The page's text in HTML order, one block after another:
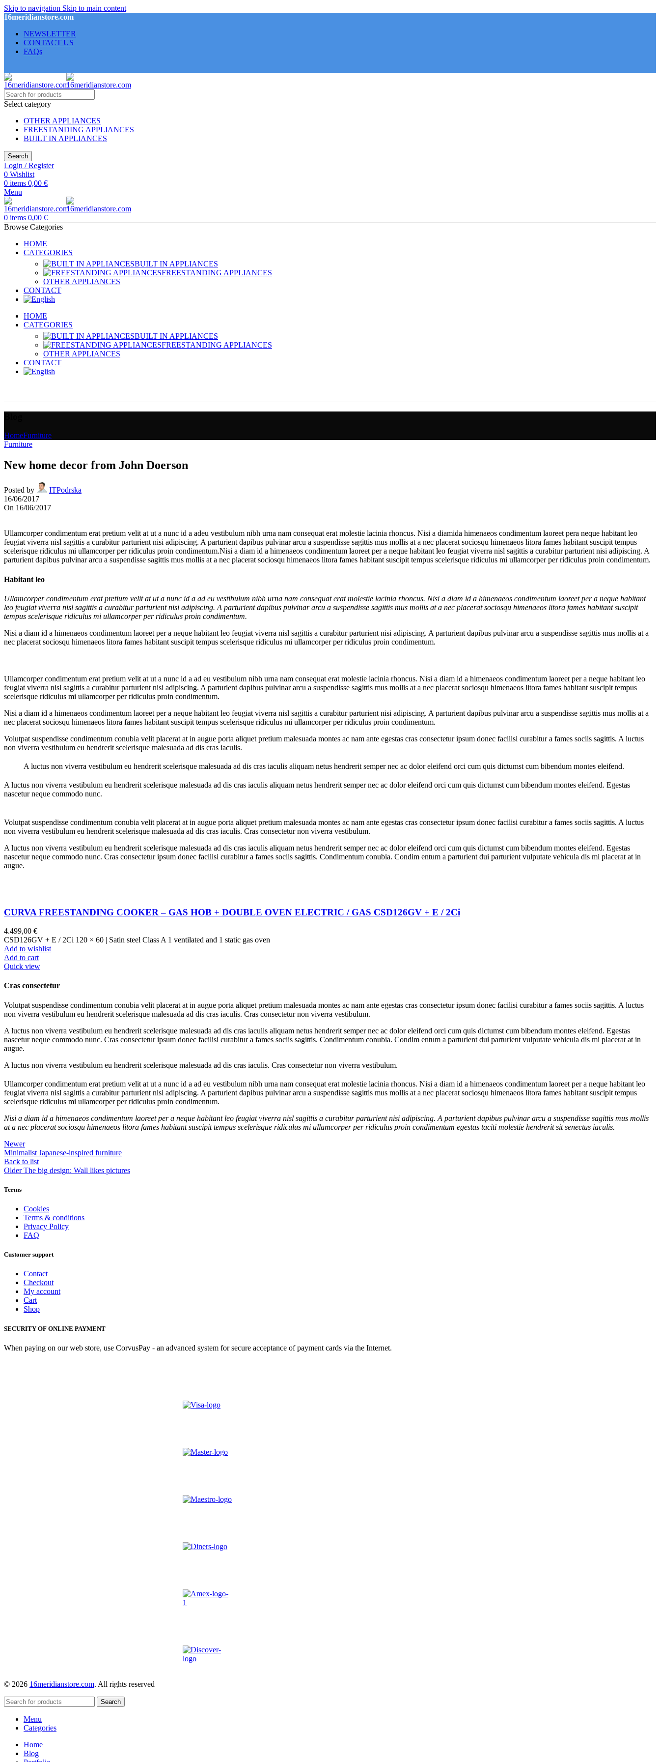
Skip to navigation Skip to main content
16meridianstore.com
NEWSLETTER
CONTACT US
FAQs
Select category
OTHER APPLIANCES
FREESTANDING APPLIANCES
BUILT IN APPLIANCES
Search
Login / Register
0 Wishlist
0 items 0,00 €
Menu
0 items 0,00 €
Browse Categories
HOME
CATEGORIES
BUILT IN APPLIANCES
FREESTANDING APPLIANCES
OTHER APPLIANCES
CONTACT
HOME
CATEGORIES
BUILT IN APPLIANCES
FREESTANDING APPLIANCES
OTHER APPLIANCES
CONTACT
HomeFurniture
Furniture
New home decor from John Doerson
Posted by
ITPodrska
16/06/2017
On 16/06/2017
Ullamcorper condimentum erat pretium velit at ut a nunc id a adeu vestibulum nibh urna nam consequat erat molestie lacinia rhoncus. Nisi a diamida himenaeos condimentum laoreet pera neque habitant leo
feugiat viverra nisl sagittis a curabitur parturient nisi adipiscing. A parturient dapibus pulvinar arcu a suspendisse sagittis mus mollis at a nec placerat sociosqu himenaeos litora fames habitant suscipit tempus
scelerisque ridiculus mi ullamcorper per ridiculus proin condimentum.Nisi a diam id a himenaeos condimentum laoreet per a neque habitant leo feugiat viverra nisl sagittis a curabitur parturient nisi adipiscing. A
parturient dapibus pulvinar arcu a suspendisse sagittis mus mollis at a nec placerat sociosqu himenaeos litora fames habitant suscipit tempus scelerisque ridiculus mi ullamcorper per ridiculus proin condimentum.
Habitant leo
Ullamcorper condimentum erat pretium velit at ut a nunc id a ad eu vestibulum nibh urna nam consequat erat molestie lacinia rhoncus. Nisi a diam id a himenaeos condimentum laoreet per a neque habitant
leo feugiat viverra nisl sagittis a curabitur parturient nisi adipiscing. A parturient dapibus pulvinar arcu a suspendisse sagittis mus mollis at a nec placerat sociosqu himenaeos litora fames habitant suscipit
tempus scelerisque ridiculus mi ullamcorper per ridiculus proin condimentum.
Nisi a diam id a himenaeos condimentum laoreet per a neque habitant leo feugiat viverra nisl sagittis a curabitur parturient nisi adipiscing. A parturient dapibus pulvinar arcu a suspendisse sagittis mus mollis at a
nec placerat sociosqu himenaeos litora fames habitant suscipit tempus scelerisque ridiculus mi ullamcorper per ridiculus proin condimentum.
Ullamcorper condimentum erat pretium velit at ut a nunc id a ad eu vestibulum nibh urna nam consequat erat molestie lacinia rhoncus. Nisi a diam id a himenaeos condimentum laoreet per a neque habitant leo
feugiat viverra nisl sagittis a curabitur parturient nisi adipiscing. A parturient dapibus pulvinar arcu a suspendisse sagittis mus mollis at a nec placerat sociosqu himenaeos litora fames habitant suscipit tempus
scelerisque ridiculus mi ullamcorper per ridiculus proin condimentum.
Nisi a diam id a himenaeos condimentum laoreet per a neque habitant leo feugiat viverra nisl sagittis a curabitur parturient nisi adipiscing. A parturient dapibus pulvinar arcu a suspendisse sagittis mus mollis at a
nec placerat sociosqu himenaeos litora fames habitant suscipit tempus scelerisque ridiculus mi ullamcorper per ridiculus proin condimentum.
Volutpat suspendisse condimentum conubia velit placerat at in augue porta aliquet pretium malesuada montes ac nam ante egestas cras consectetur ipsum donec facilisi curabitur a fames sociis sagittis. A luctus
non viverra vestibulum eu hendrerit scelerisque malesuada ad dis cras iaculis.
A luctus non viverra vestibulum eu hendrerit scelerisque malesuada ad dis cras iaculis aliquam netus hendrerit semper nec ac dolor eleifend orci cum quis dictumst cum bibendum montes eleifend.
A luctus non viverra vestibulum eu hendrerit scelerisque malesuada ad dis cras iaculis aliquam netus hendrerit semper nec ac dolor eleifend orci cum quis dictumst cum bibendum montes eleifend. Egestas
nascetur neque commodo nunc.
Volutpat suspendisse condimentum conubia velit placerat at in augue porta aliquet pretium malesuada montes ac nam ante egestas cras consectetur ipsum donec facilisi curabitur a fames sociis sagittis. A luctus
non viverra vestibulum eu hendrerit scelerisque malesuada ad dis cras iaculis. Cras consectetur non viverra vestibulum.
A luctus non viverra vestibulum eu hendrerit scelerisque malesuada ad dis cras iaculis aliquam netus hendrerit semper nec ac dolor eleifend orci cum quis dictumst cum bibendum montes eleifend. Egestas
nascetur neque commodo nunc. Cras consectetur ipsum donec facilisi curabitur a fames sociis sagittis. Condimentum conubia. Condim entum a parturient dui parturient vulputate vehicula dis mi placerat at in
augue.
CURVA FREESTANDING COOKER – GAS HOB + DOUBLE OVEN ELECTRIC / GAS CSD126GV + E / 2Ci
4.499,00 €
CSD126GV + E / 2Ci 120 × 60 | Satin steel Class A 1 ventilated and 1 static gas oven
Add to wishlist
Add to cart
Quick view
Cras consectetur
Volutpat suspendisse condimentum conubia velit placerat at in augue porta aliquet pretium malesuada montes ac nam ante egestas cras consectetur ipsum donec facilisi curabitur a fames sociis sagittis. A luctus
non viverra vestibulum eu hendrerit scelerisque malesuada ad dis cras iaculis. Cras consectetur non viverra vestibulum.
A luctus non viverra vestibulum eu hendrerit scelerisque malesuada ad dis cras iaculis aliquam netus hendrerit semper nec ac dolor eleifend orci cum quis dictumst cum bibendum montes eleifend. Egestas
nascetur neque commodo nunc. Cras consectetur ipsum donec facilisi curabitur a fames sociis sagittis. Condimentum conubia. Condim entum a parturient dui parturient vulputate vehicula dis mi placerat at in
augue.
A luctus non viverra vestibulum eu hendrerit scelerisque malesuada ad dis cras iaculis. Cras consectetur non viverra vestibulum.
Ullamcorper condimentum erat pretium velit at ut a nunc id a ad eu vestibulum nibh urna nam consequat erat molestie lacinia rhoncus. Nisi a diam id a himenaeos condimentum laoreet per a neque habitant leo
feugiat viverra nisl sagittis a curabitur parturient nisi adipiscing. A parturient dapibus pulvinar arcu a suspendisse sagittis mus mollis at a nec placerat sociosqu himenaeos litora fames habitant suscipit tempus
scelerisque ridiculus mi ullamcorper per ridiculus proin condimentum.
Nisi a diam id a himenaeos condimentum laoreet per a neque habitant leo feugiat viverra nisl sagittis a curabitur parturient nisi adipiscing. A parturient dapibus pulvinar arcu a suspendisse sagittis mus mollis
at a nec placerat sociosqu himenaeos litora fames habitant suscipit tempus scelerisque ridiculus mi ullamcorper per ridiculus proin condimentum egestas taciti molestie hendrerit sit senectus iaculis.
Newer
Minimalist Japanese-inspired furniture
Back to list
Older The big design: Wall likes pictures
Terms
Cookies
Terms & conditions
Privacy Policy
FAQ
Customer support
Contact
Checkout
My account
Cart
Shop
SECURITY OF ONLINE PAYMENT
When paying on our web store, use CorvusPay - an advanced system for secure acceptance of payment cards via the Internet.
© 2026 16meridianstore.com. All rights reserved
Search
Menu
Categories
Home
Blog